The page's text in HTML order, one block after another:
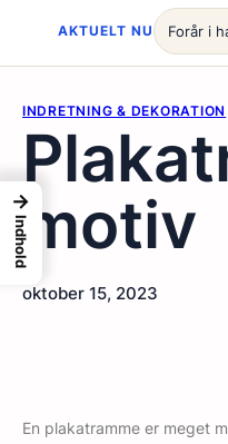
AKTUELT NU Forår i
INDRETNING & DEKORATION
motiv
oktober 15, 2023
En plakatramme er meget
→
Indhold